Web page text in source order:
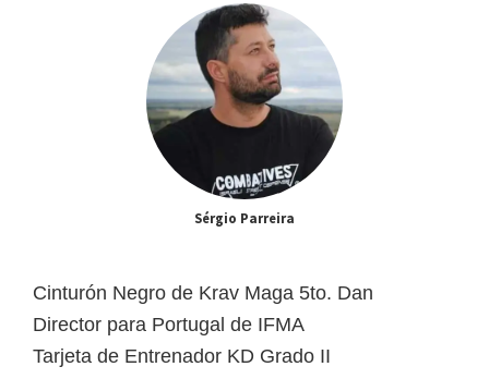
Sérgio Parreira
Cinturón Negro de Krav Maga 5to. Dan
Director para Portugal de IFMA
Tarjeta de Entrenador KD Grado II